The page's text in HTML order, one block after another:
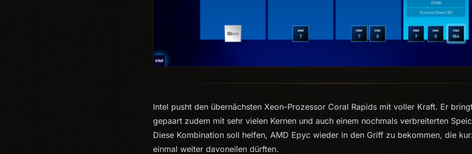
Intel pusht den übernächsten Xeon-Prozessor Coral Rapids mit voller Kraft. Er
gepaart zudem mit sehr vielen Kernen und auch einem nochmals verbreiterten
Diese Kombination soll helfen, AMD Epyc wieder in den Griff zu bekommen, die
einmal weiter davoneilen dürften.